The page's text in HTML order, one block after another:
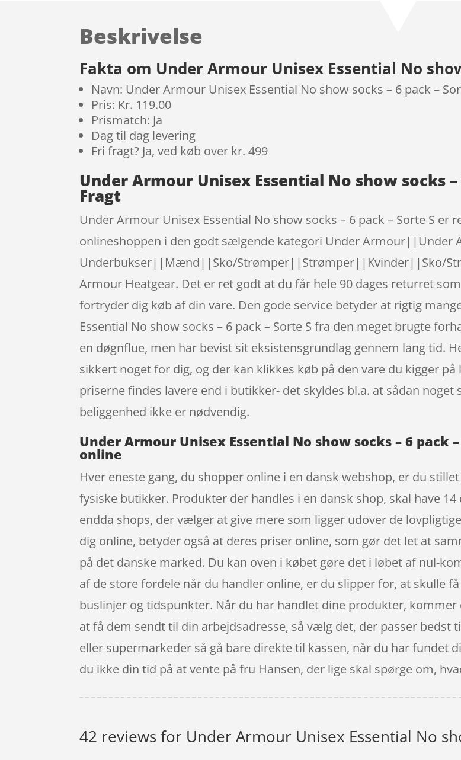
Beskrivelse
Fakta om Under Armour Unisex Essential No
Navn: Under Armour Unisex Essential No show socks – 6 pack –
Pris: Kr. 119.00
Prismatch: Ja
Dag til dag levering
Fri fragt? Ja, ved køb over kr. 499
Under Armour Unisex Essential No show socks
Fragt
Under Armour Unisex Essential No show socks – 6 pack – Sorte S
onlineshoppen i den godt sælgende kategori Under Armour||Under
Underbukser||Mænd||Sko/Strømper||Strømper||Kvinder||Sko/
Armour Heatgear. Det er ret godt at du får hele 90 dages returret
fortryder dig køb af din vare. Den gode service betyder at rigtig
Essential No show socks – 6 pack – Sorte S fra den meget brugte
en døgnflue, men har bevist sit eksistensgrundlag gennem lang tid.
sikkert noget for dig, og der kan klikkes køb på den vare du kigger
priserne findes lavere end i butikker- det skyldes bl.a. at sådan
beliggenhed ikke er nødvendig.
Under Armour Unisex Essential No show socks – 6 pack
online
Hver eneste gang, du shopper online i en dansk webshop, er du
fysiske butikker. Produkter der handles i en dansk shop, skal have
endda shops, der vælger at give mere som ligger udover de
dig online, betyder også at deres priser online, som gør det let at
på det danske marked. Du kan oven i købet gøre det i løbet af nul-
af de store fordele når du handler online, er du slipper for, at skulle
buslinjer og tidspunkter. Når du har handlet dine produkter,
at få dem sendt til din arbejdsadresse, så vælg det, der passer bedst
eller supermarkeder så gå bare direkte til kassen, når du har fundet
du ikke din tid på at vente på fru Hansen, der lige skal spørge om,
42 reviews for Under Armour Unisex Essential No